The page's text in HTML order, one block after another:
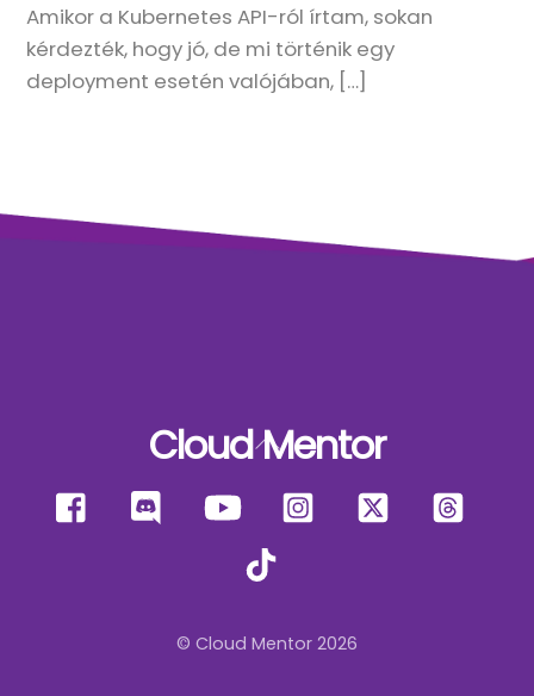
Amikor a Kubernetes API-ról írtam, sokan
kérdezték, hogy jó, de mi történik egy
deployment esetén valójában, […]
Back
Top
Cloud Mentor
Facebook Discord YouTube Instagram
© Cloud Mentor 2026